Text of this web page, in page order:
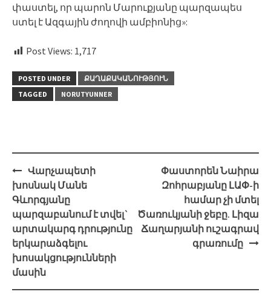
փաստել, որ պարոն Մարուքյանը պարզապես
ստել է Ազգային ժողովի ամբիոնից»:
Post Views: 1,717
POSTED UNDER
ՔԱՂԱՔԱԿԱՆՈՒԹՅՈՒՆ
TAGGED
NORUTYUNNER
Post
navigation
Վարչապետի
խոսնակ Մանե
Գևորգյանը
պարզաբանում է տվել`
արտակարգ դրությունը
երկարաձգելու
խոսակցությունների
մասին
Փաստորեն Նաիրա
Զոհրաբյանը ԼԱՓ-ի
համար չի մտել
Ծառուկյանի ջեբը. Լիզա
Ճաղարյանի ուշագրավ
գրառումը